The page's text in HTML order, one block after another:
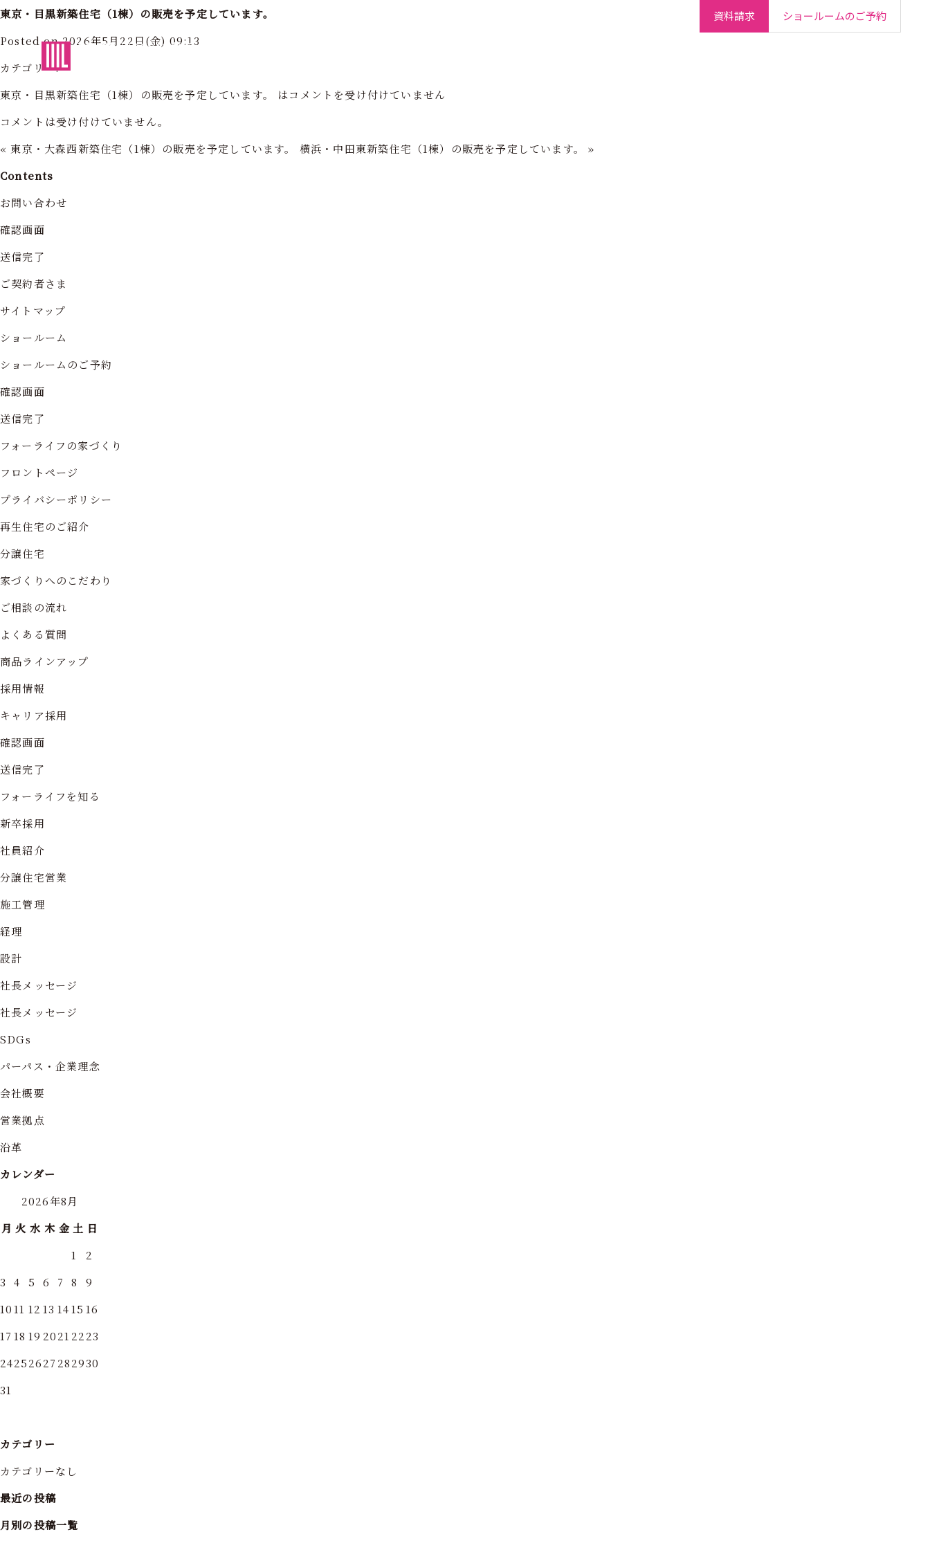
東京・神奈川の住まいを創造する
資料請求 ショールームのご予約
東京・目黒新築住宅（1棟）の販売を予定しています。
Posted on 2026年5月22日(金) 09:13
カテゴリー:
東京・目黒新築住宅（1棟）の販売を予定しています。 はコメントを受け付けていません
コメントは受け付けていません。
« 東京・大森西新築住宅（1棟）の販売を予定しています。 横浜・中田東新築住宅（1棟）の販売を予定しています。
»
Contents
お問い合わせ
確認画面
送信完了
ご契約者さま
サイトマップ
ショールーム
ショールームのご予約
確認画面
送信完了
フォーライフの家づくり
フロントページ
プライバシーポリシー
再生住宅のご紹介
分譲住宅
家づくりへのこだわり
ご相談の流れ
よくある質問
商品ラインアップ
採用情報
キャリア採用
確認画面
送信完了
フォーライフを知る
新卒採用
社員紹介
分譲住宅営業
施工管理
経理
設計
社長メッセージ
社長メッセージ
SDGs
パーパス・企業理念
会社概要
営業拠点
沿革
カレンダー
2026年8月
月 火 水 木 金 土 日
1
2
3
4 5 6 7 8
9
1011 12 13 1415 16
17 18 19 2021 22 23
24252627 282930
31
カテゴリー
カテゴリーなし
最近の投稿
月別の投稿一覧